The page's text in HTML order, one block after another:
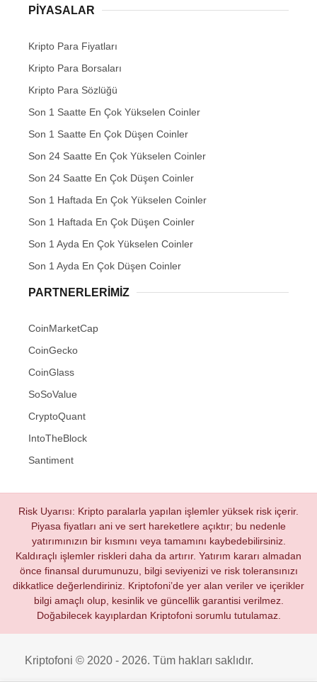
PIYASALAR
Kripto Para Fiyatları
Kripto Para Borsaları
Kripto Para Sözlüğü
Son 1 Saatte En Çok Yükselen Coinler
Son 1 Saatte En Çok Düşen Coinler
Son 24 Saatte En Çok Yükselen Coinler
Son 24 Saatte En Çok Düşen Coinler
Son 1 Haftada En Çok Yükselen Coinler
Son 1 Haftada En Çok Düşen Coinler
Son 1 Ayda En Çok Yükselen Coinler
Son 1 Ayda En Çok Düşen Coinler
PARTNERLERIMIZ
CoinMarketCap
CoinGecko
CoinGlass
SoSoValue
CryptoQuant
IntoTheBlock
Santiment
Risk Uyarısı: Kripto paralarla yapılan işlemler yüksek risk içerir.
Piyasa fiyatları ani ve sert hareketlere açıktır; bu nedenle
yatırımınızın bir kısmını veya tamamını kaybedebilirsiniz.
Kaldıraçlı işlemler riskleri daha da artırır. Yatırım kararı almadan
önce finansal durumunuzu, bilgi seviyenizi ve risk toleransınızı
dikkatlice değerlendiriniz. Kriptofoni’de yer alan veriler ve içerikler
bilgi amaçlı olup, kesinlik ve güncellik garantisi verilmez.
Doğabilecek kayıplardan Kriptofoni sorumlu tutulamaz.
Kriptofoni © 2020 - 2026. Tüm hakları saklıdır.